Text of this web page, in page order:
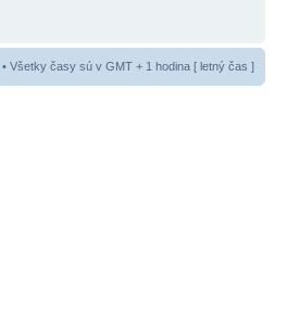
• Všetky časy sú v GMT + 1 hodina [ letný čas ]